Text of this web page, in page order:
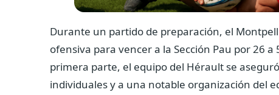
Durante un partido de preparación, el
ofensiva para vencer a la Sección Pau por 26
primera parte, el equipo del Hérault se
individuales y a una notable organización del